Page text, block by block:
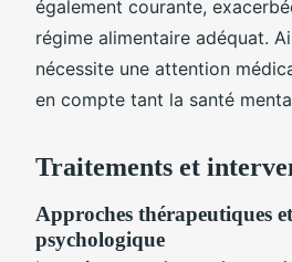
également courante,
régime alimentaire adéquat.
nécessite une attention
en compte tant la santé
Traitements et
Approches thérapeutiques
psychologique